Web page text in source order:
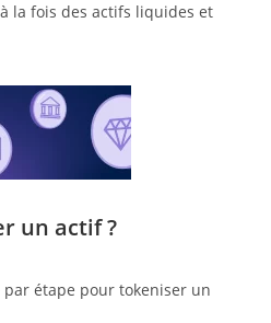
la fois des actifs liquides et
un actif ?
étape pour tokeniser un